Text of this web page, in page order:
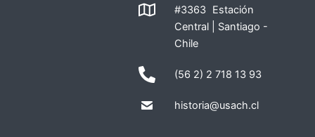
#3363 Estación
Central | Santiago -
Chile
(56 2) 2 718 13 93
historia@usach.cl